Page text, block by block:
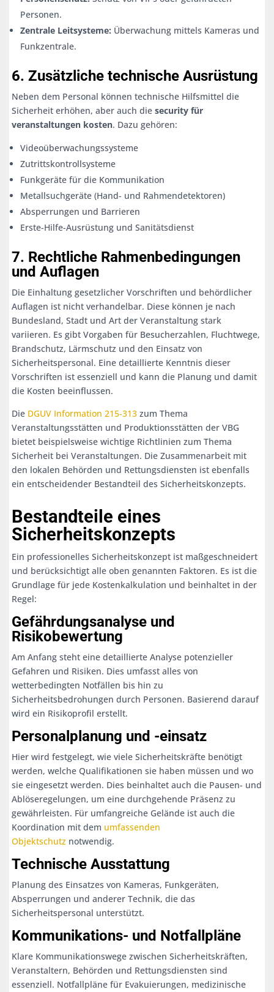
Personen.
Zentrale Leitsysteme: Überwachung mittels Kameras und
Funkzentrale.
6. Zusätzliche technische Ausrüstung
Neben dem Personal können technische Hilfsmittel die
Sicherheit erhöhen, aber auch diesecurity für
veranstaltungen kosten. Dazu gehören:
Videoüberwachungssysteme
Zutrittskontrollsysteme
Funkgeräte für die Kommunikation
Metallsuchgeräte (Hand- und Rahmendetektoren)
Absperrungen und Barrieren
Erste-Hilfe-Ausrüstung und Sanitätsdienst
7. Rechtliche Rahmenbedingungen
und Auflagen
Die Einhaltung gesetzlicher Vorschriften und behördlicher
Auflagen ist nicht verhandelbar. Diese können je nach
Bundesland, Stadt und Art der Veranstaltung stark
variieren. Es gibt Vorgaben für Besucherzahlen, Fluchtwege,
Brandschutz, Lärmschutz und den Einsatz von
Sicherheitspersonal. Eine detaillierte Kenntnis dieser
Vorschriften ist essenziell und kann die Planung und damit
die Kosten beeinflussen.
Die DGUV Information 215-313 zum Thema
Veranstaltungsstätten und Produktionsstätten der VBG
bietet beispielsweise wichtige Richtlinien zum Thema
Sicherheit bei Veranstaltungen. Die Zusammenarbeit mit
den lokalen Behörden und Rettungsdiensten ist ebenfalls
ein entscheidender Bestandteil des Sicherheitskonzepts.
Bestandteile eines
Sicherheitskonzepts
Ein professionelles Sicherheitskonzept ist maßgeschneidert
und berücksichtigt alle oben genannten Faktoren. Es ist die
Grundlage für jede Kostenkalkulation und beinhaltet in der
Regel:
Gefährdungsanalyse und
Risikobewertung
Am Anfang steht eine detaillierte Analyse potenzieller
Gefahren und Risiken. Dies umfasst alles von
wetterbedingten Notfällen bis hin zu
Sicherheitsbedrohungen durch Personen. Basierend darauf
wird ein Risikoprofil erstellt.
Personalplanung und -einsatz
Hier wird festgelegt, wie viele Sicherheitskräfte benötigt
werden, welche Qualifikationen sie haben müssen und wo
sie eingesetzt werden. Dies beinhaltet auch die Pausen- und
Ablöseregelungen, um eine durchgehende Präsenz zu
gewährleisten. Für umfangreiche Gelände ist auch die
Koordination mit dem umfassenden
Objektschutz notwendig.
Technische Ausstattung
Planung des Einsatzes von Kameras, Funkgeräten,
Absperrungen und anderer Technik, die das
Sicherheitspersonal unterstützt.
Kommunikations- und Notfallpläne
Klare Kommunikationswege zwischen Sicherheitskräften,
Veranstaltern, Behörden und Rettungsdiensten sind
essenziell. Notfallpläne für Evakuierungen, medizinische